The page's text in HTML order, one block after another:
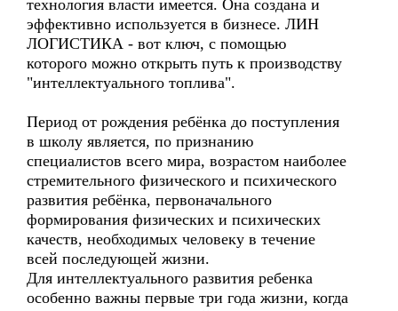
технология власти имеется. Она создана и
эффективно используется в бизнесе. ЛИН
ЛОГИСТИКА - вот ключ, с помощью
которого можно открыть путь к производству
"интеллектуального топлива".
Период от рождения ребёнка до поступления
в школу является, по признанию
специалистов всего мира, возрастом наиболее
стремительного физического и психического
развития ребёнка, первоначального
формирования физических и психических
качеств, необходимых человеку в течение
всей последующей жизни.
Для интеллектуального развития ребенка
особенно важны первые три года жизни, когда